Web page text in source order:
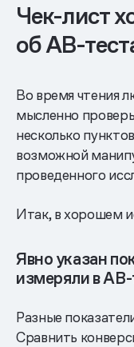
Чек-лист
об AB-
Во время чтения
мысленно
несколько
возможной
проведенного
Итак, в хорошем
Явно указан
измеряли в АВ-
Разные
Сравнить